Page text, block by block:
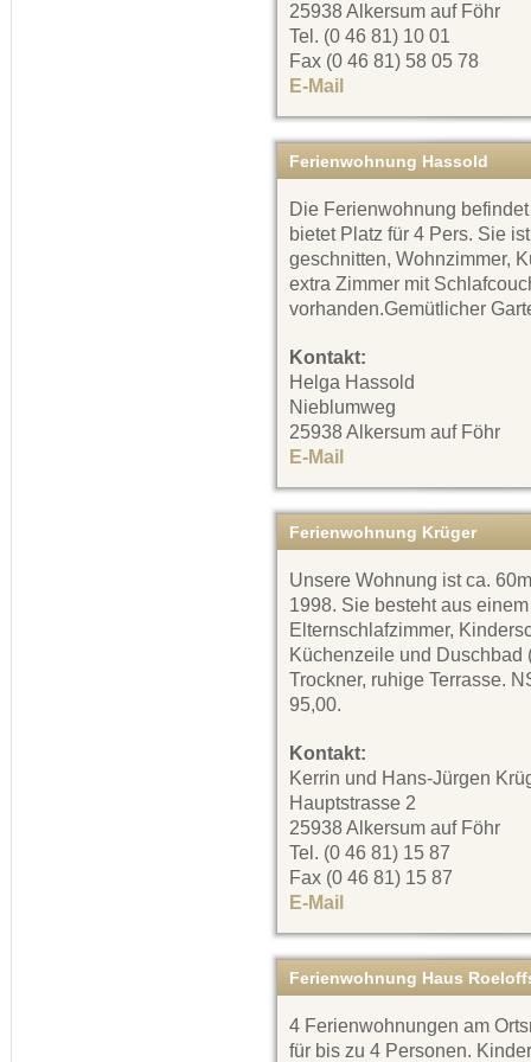
25938 Alkersum auf Föhr
Tel. (0 46 81) 10 01
Fax (0 46 81) 58 05 78
E-Mail
Ferienwohnung Hassold
Die Ferienwohnung
bietet Platz für 4 Pers. Sie
geschnitten, Wohnzimmer,
extra Zimmer mit
vorhanden.Gemütlicher
Kontakt:
Helga Hassold
Nieblumweg
25938 Alkersum auf Föhr
E-Mail
Ferienwohnung Krüger
Unsere Wohnung ist ca.
1998. Sie besteht aus einem
Elternschlafzimmer,
Küchenzeile und Duschbad
Trockner, ruhige Terrasse.
95,00.
Kontakt:
Kerrin und Hans-Jürgen
Hauptstrasse 2
25938 Alkersum auf Föhr
Tel. (0 46 81) 15 87
Fax (0 46 81) 15 87
E-Mail
Ferienwohnung Haus
4 Ferienwohnungen am
für bis zu 4 Personen.